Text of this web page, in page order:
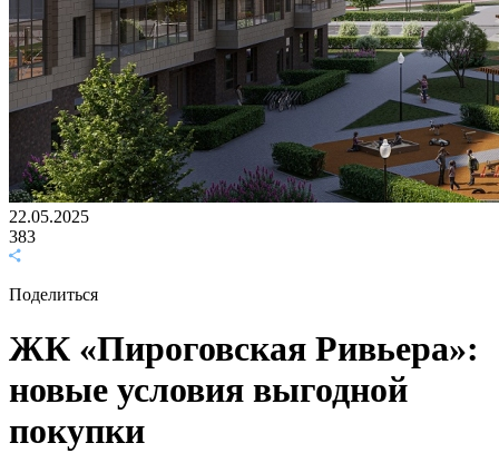
22.05.2025
383
Поделиться
ЖК «Пироговская Ривьера»:
новые условия выгодной
покупки